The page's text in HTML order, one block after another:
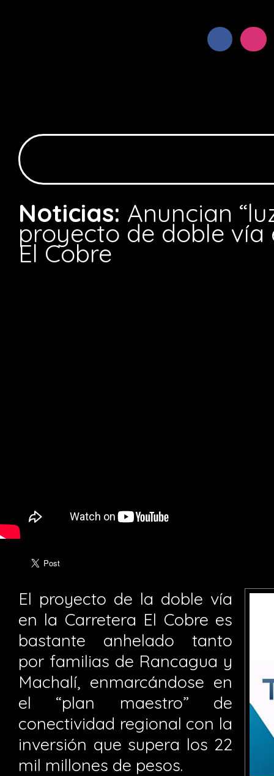
Noticias: Anuncian
proyecto de doble vía
El Cobre
El proyecto de la doble vía
en la Carretera El Cobre es
bastante anhelado tanto
por familias de Rancagua y
Machalí, enmarcándose en
el “plan maestro” de
conectividad regional con la
inversión que supera los 22
mil millones de pesos.